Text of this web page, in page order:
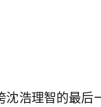
沈浩理智的最后